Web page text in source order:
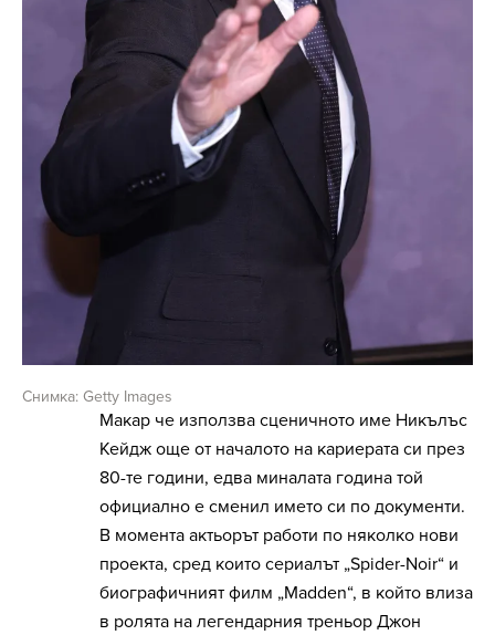
Снимка: Getty Images
Макар че използва сценичното име Никълъс
Кейдж още от началото на кариерата си през
80-те години, едва миналата година той
официално е сменил името си по документи.
В момента актьорът работи по няколко нови
проекта, сред които сериалът „Spider-Noir“ и
биографичният филм „Madden“, в който влиза
в ролята на легендарния треньор Джон